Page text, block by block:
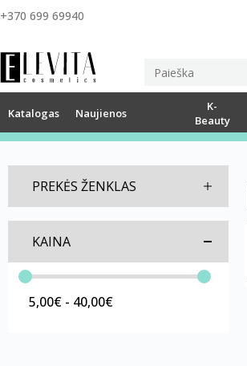
+370 699 69940
Katalogas Naujienos
K-
Beauty
PREKĖS ŽENKLAS
KAINA
5,00€ - 40,00€